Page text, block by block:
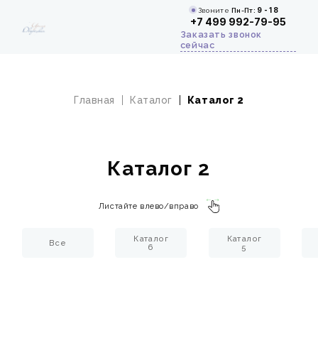
ЗвонитеПн-Пт: 9 - 18
+7 499 992-79-95
Заказать звонок
сейчас
Главная Каталог Каталог 2
Каталог 2
Листайте влево/вправо
Все
Каталог
6
Каталог
5